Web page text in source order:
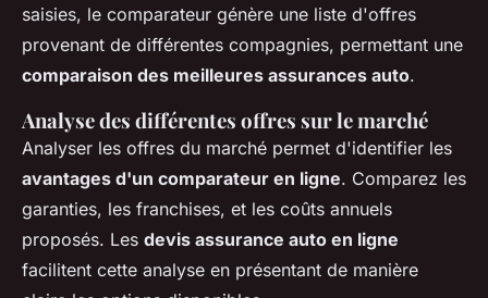
saisies, le comparateur génère une liste d'offres
provenant de différentes compagnies, permettant une
comparaison des meilleures assurances auto.
Analyse des différentes offres sur le marché
Analyser les offres du marché permet d'identifier les
avantages d'un comparateur en ligne. Comparez les
garanties, les franchises, et les coûts annuels
proposés. Les devis assurance auto en ligne
facilitent cette analyse en présentant de manière